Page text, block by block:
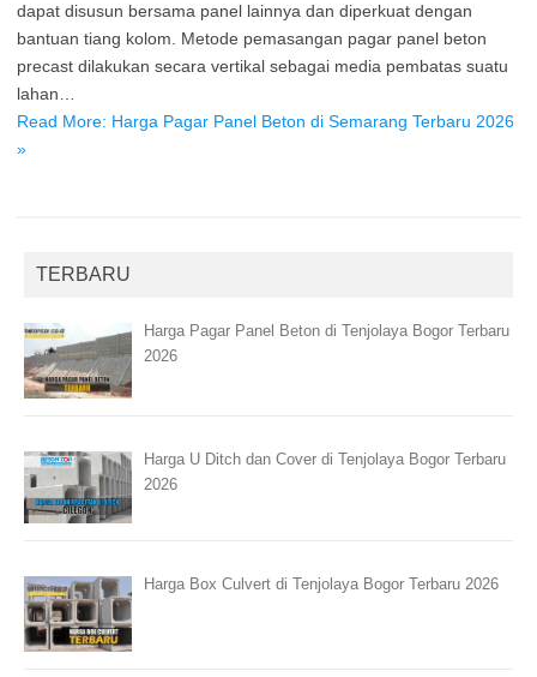
dapat disusun bersama panel lainnya dan diperkuat dengan
bantuan tiang kolom. Metode pemasangan pagar panel beton
precast dilakukan secara vertikal sebagai media pembatas suatu
lahan…
Read More: Harga Pagar Panel Beton di Semarang Terbaru 2026
»
TERBARU
Harga Pagar Panel Beton di Tenjolaya Bogor Terbaru
2026
Harga U Ditch dan Cover di Tenjolaya Bogor Terbaru
2026
Harga Box Culvert di Tenjolaya Bogor Terbaru 2026